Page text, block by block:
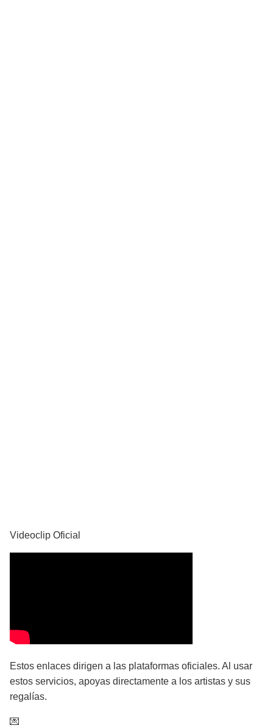
Videoclip Oficial
Estos enlaces dirigen a las plataformas oficiales. Al usar
estos servicios, apoyas directamente a los artistas y sus
regalías.
💌